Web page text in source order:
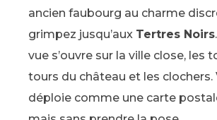
ancien faubourg au charme
grimpez jusqu’aux Tertres Noirs
vue s’ouvre sur la ville close, les
tours du château et les clochers.
déploie comme une carte